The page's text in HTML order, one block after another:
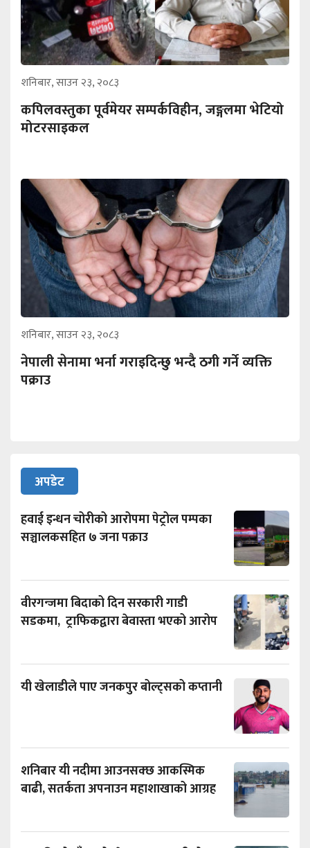
शनिबार, साउन २३, २०८३
कपिलवस्तुका पूर्वमेयर सम्पर्कविहीन, जङ्गलमा भेटियो
मोटरसाइकल
शनिबार, साउन २३, २०८३
नेपाली सेनामा भर्ना गराइदिन्छु भन्दै ठगी गर्ने व्यक्ति
पक्राउ
अपडेट
हवाई इन्धन चोरीको आरोपमा पेट्रोल पम्पका
सञ्चालकसहित ७ जना पक्राउ
वीरगन्जमा बिदाको दिन सरकारी गाडी
सडकमा, ट्राफिकद्वारा बेवास्ता भएको आरोप
यी खेलाडीले पाए जनकपुर बोल्ट्सको कप्तानी
शनिबार यी नदीमा आउनसक्छ आकस्मिक
बाढी, सतर्कता अपनाउन महाशाखाको आग्रह